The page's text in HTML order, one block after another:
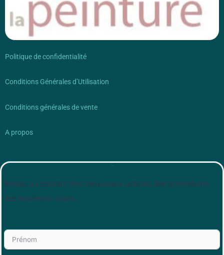
Politique de confidentialité
Conditions Générales d’Utilisation
Conditions générales de vente
A propos
Restez au courant des nonuveaux articles, des promotions,
des nouveaux cours…